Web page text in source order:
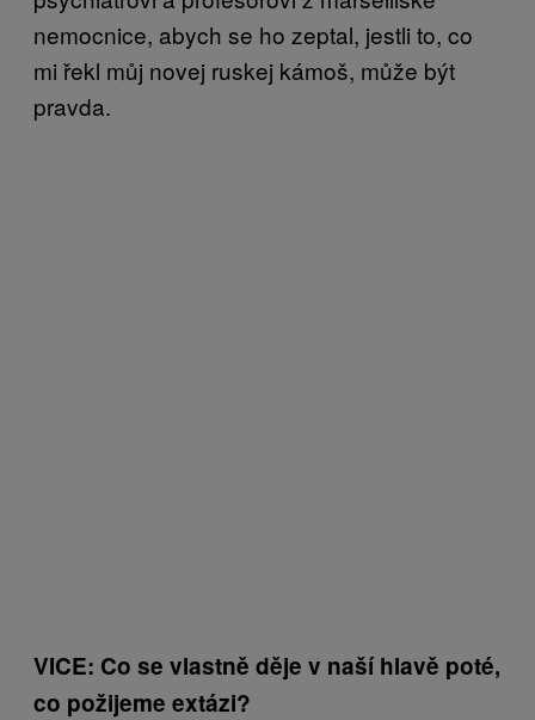
nemocnice, abych se ho zeptal, jestli to, co
mi řekl můj novej ruskej kámoš, může být
pravda.
VICE: Co se vlastně děje v naší hlavě poté,
co požijeme extázi?